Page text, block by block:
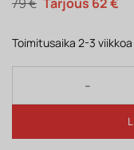
hinta
79 €. 62
Toimitusaika 2-3 viikkoa
ROBERTO 2